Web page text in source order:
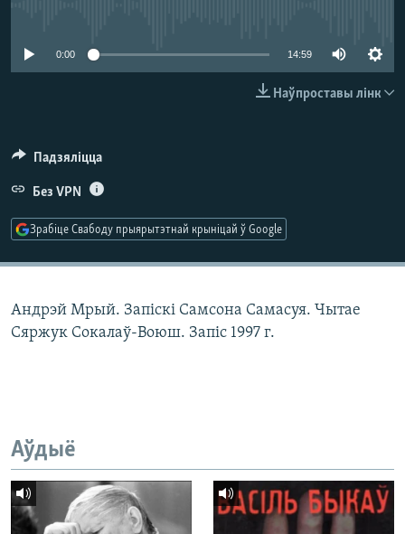
0:00 14:59
Наўпроставы лінк
Падзяліцца
Без VPN
Зрабіце Свабоду прыярытэтнай крыніцай ў Google
Андрэй Мрый. Запіскі Самсона Самасуя. Чытае
Сяржук Сокалаў-Воюш. Запіс 1997 г.
Аўдыё